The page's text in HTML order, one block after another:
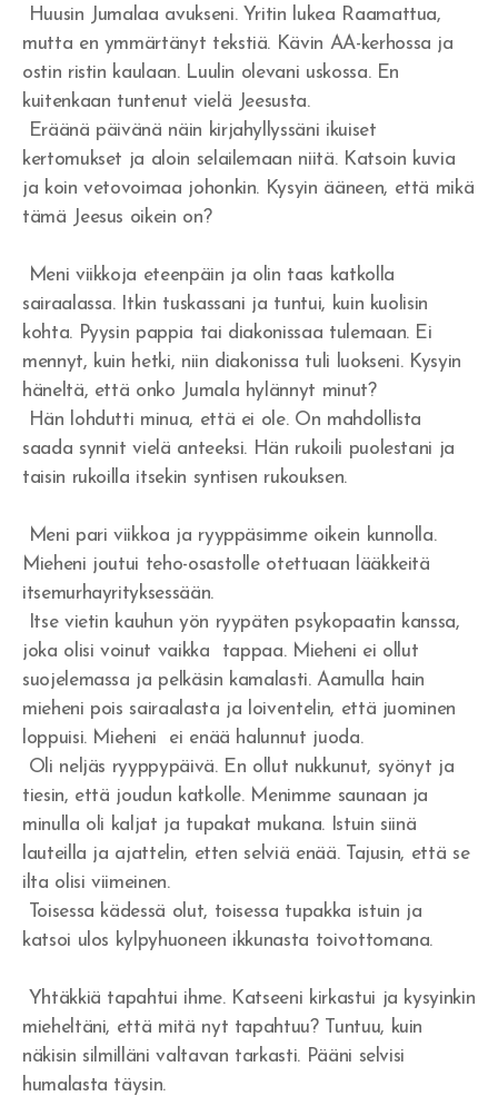
Huusin Jumalaa avukseni. Yritin lukea Raamattua,
mutta en ymmärtänyt tekstiä. Kävin AA-kerhossa ja
ostin ristin kaulaan. Luulin olevani uskossa. En
kuitenkaan tuntenut vielä Jeesusta.
Eräänä päivänä näin kirjahyllyssäni ikuiset
kertomukset ja aloin selailemaan niitä. Katsoin kuvia
ja koin vetovoimaa johonkin. Kysyin ääneen, että mikä
tämä Jeesus oikein on?
Meni viikkoja eteenpäin ja olin taas katkolla
sairaalassa. Itkin tuskassani ja tuntui, kuin kuolisin
kohta. Pyysin pappia tai diakonissaa tulemaan. Ei
mennyt, kuin hetki, niin diakonissa tuli luokseni. Kysyin
häneltä, että onko Jumala hylännyt minut?
Hän lohdutti minua, että ei ole. On mahdollista
saada synnit vielä anteeksi. Hän rukoili puolestani ja
taisin rukoilla itsekin syntisen rukouksen.
Meni pari viikkoa ja ryyppäsimme oikein kunnolla.
Mieheni joutui teho-osastolle otettuaan lääkkeitä
itsemurhayrityksessään.
Itse vietin kauhun yön ryypäten psykopaatin kanssa,
joka olisi voinut vaikka tappaa. Mieheni ei ollut
suojelemassa ja pelkäsin kamalasti. Aamulla hain
mieheni pois sairaalasta ja loiventelin, että juominen
loppuisi. Mieheni ei enää halunnut juoda.
Oli neljäs ryyppypäivä. En ollut nukkunut, syönyt ja
tiesin, että joudun katkolle. Menimme saunaan ja
minulla oli kaljat ja tupakat mukana. Istuin siinä
lauteilla ja ajattelin, etten selviä enää. Tajusin, että se
ilta olisi viimeinen.
Toisessa kädessä olut, toisessa tupakka istuin ja
katsoi ulos kylpyhuoneen ikkunasta toivottomana.
Yhtäkkiä tapahtui ihme. Katseeni kirkastui ja kysyinkin
mieheltäni, että mitä nyt tapahtuu? Tuntuu, kuin
näkisin silmilläni valtavan tarkasti. Pääni selvisi
humalasta täysin.